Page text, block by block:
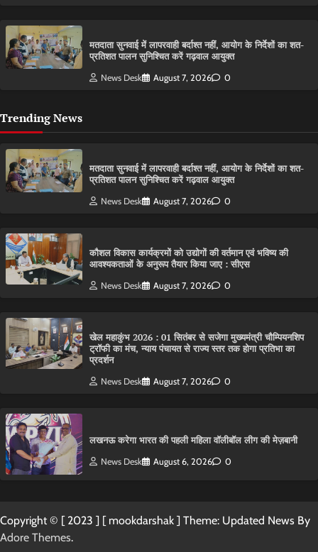
मतदाता सुनवाई में लापरवाही बर्दाश्त नहीं, आयोग के निर्देशों का शत-
प्रतिशत पालन सुनिश्चित करें गढ़वाल आयुक्त
News Desk August 7, 2026 0
Trending News
मतदाता सुनवाई में लापरवाही बर्दाश्त नहीं, आयोग के निर्देशों का शत-
प्रतिशत पालन सुनिश्चित करें गढ़वाल आयुक्त
News Desk August 7, 2026 0
कौशल विकास कार्यक्रमों को उद्योगों की वर्तमान एवं भविष्य की
आवश्यकताओं के अनुरूप तैयार किया जाए : सीएस
News Desk August 7, 2026 0
खेल महाकुंभ 2026 : 01 सितंबर से सजेगा मुख्यमंत्री चौम्पियनशिप
ट्रॉफी का मंच, न्याय पंचायत से राज्य स्तर तक होगा प्रतिभा का
प्रदर्शन
News Desk August 7, 2026 0
लखनऊ करेगा भारत की पहली महिला वॉलीबॉल लीग की मेज़बानी
News Desk August 6, 2026 0
Copyright © [ 2023 ] [ mookdarshak ] Theme: Updated News By
Adore Themes.